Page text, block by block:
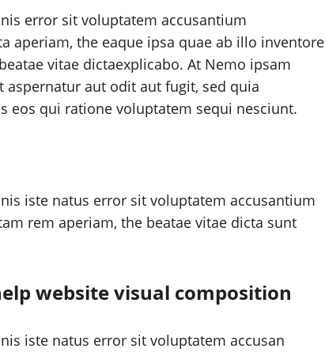
error sit voluptatem accusantium
aperiam, the eaque ipsa quae ab illo inventore
vitae dictaexplicabo. At Nemo ipsam
aut odit aut fugit, sed quia
eos qui ratione voluptatem sequi nesciunt.
iste natus error sit voluptatem accusantium
rem aperiam, the beatae vitae dicta sunt
website visual composition
iste natus error sit voluptatem accusan